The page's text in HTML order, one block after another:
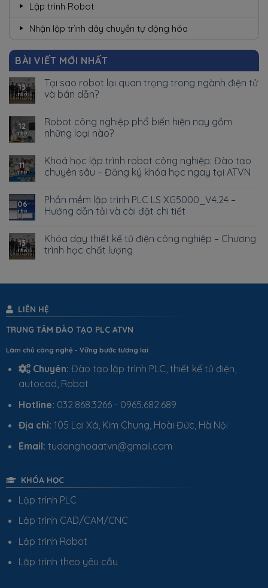
Lập trình Robot
Nhận lập trình dây chuyền tự động hóa
BÀI VIẾT MỚI NHẤT
13
Th9
Tại sao robot lại quan trọng trong ngành điện tử
và bán dẫn?
12
Th9
Robot công nghiệp phổ biến hiện nay gồm
những loại nào?
11
Th9
Khoá học lập trình robot công nghiệp: Đào tạo
chuyên sâu – Đăng ký khóa học ngay tại ATVN
06
Th9
Phần mềm lập trình PLC LS XG5000_V4.24 –
Hướng dẫn tải và cài đặt chi tiết
13
Th6
Khóa dạy thiết kế tủ điện công nghiệp – Chương
trình học chất lượng
LIÊN HỆ
TRUNG TÂM ĐÀO TẠO PLC ATVN
Làm chủ công nghệ - Vững bước tương lai
Chuyên: Đào tạo lập trình PLC, thiết kế tủ điện,
autocad, Robot
Hotline: 032.868.3266 - 0965.682.689
Địa chỉ: 105 Lai Xá, Kim Chung, Hoài Đức, Hà Nội
Email: tudonghoaatvn@gmail.com
KHÓA HỌC
Lập trình PLC
Lập trình CAD/CAM/CNC
Lập trình Robot
Lập trình theo yêu cầu